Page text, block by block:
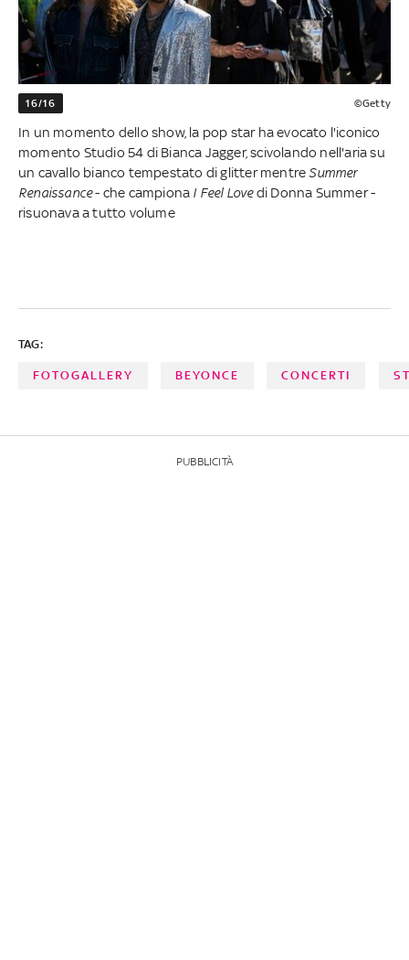
16/16 ©Getty
In un momento dello show, la pop star ha evocato l'iconico
momento Studio 54 di Bianca Jagger, scivolando nell'aria su
un cavallo bianco tempestato di glitter mentreSummer
Renaissance- che campiona I Feel Lovedi Donna Summer -
risuonava a tutto volume
TAG:
FOTOGALLERY BEYONCE CONCERTI
PUBBLICITÀ